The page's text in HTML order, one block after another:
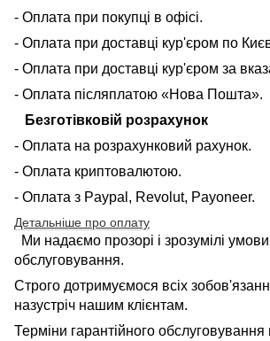
- Оплата при покупці в офісі.
- Оплата при доставці кур'єром по
- Оплата при доставці кур'єром за
- Оплата післяплатою «Нова Пошта».
Безготівковій розрахунок
- Оплата на розрахунковий рахунок.
- Оплата криптовалютою.
- Оплата з Paypal, Revolut, Payoneer.
Детальніше про оплату
Ми надаємо прозорі і зрозумілі
обслуговування.
Строго дотримуємося всіх
назустріч нашим клієнтам.
Терміни гарантійного обслуговування